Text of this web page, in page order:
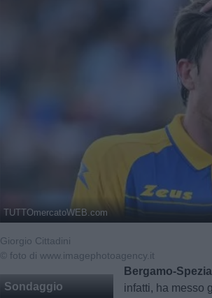
TUTTOmercatoWEB.com
Giorgio Cittadini
© foto di www.imagephotoagency.it
Sondaggio
Bergamo-
infatti, ha messo